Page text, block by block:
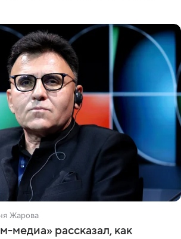
Жарова
медиа» рассказал, как